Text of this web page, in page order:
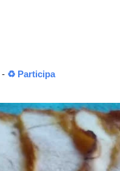
- ♻ Participa